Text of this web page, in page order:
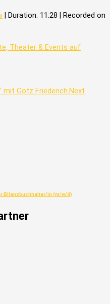
| Duration: 11:28 | Recorded on
mit Götz Friederich.Next
Bilanzbuchhalter/in (m/w/d)